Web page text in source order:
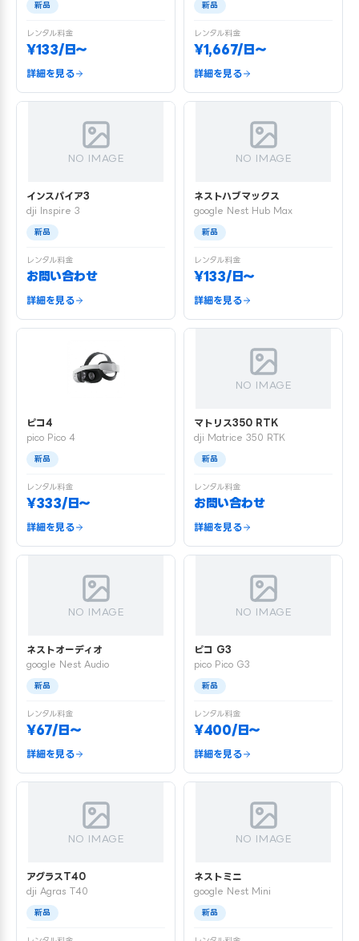
新品
レンタル料金
¥133/日〜
詳細を見る
新品
レンタル料金
¥1,667/日〜
詳細を見る
NO IMAGE
インスパイア3
dji Inspire 3
新品
レンタル料金
お問い合わせ
詳細を見る
NO IMAGE
ネストハブマックス
google Nest Hub Max
新品
レンタル料金
¥133/日〜
詳細を見る
ピコ4
pico Pico 4
新品
レンタル料金
¥333/日〜
詳細を見る
NO IMAGE
マトリス350 RTK
dji Matrice 350 RTK
新品
レンタル料金
お問い合わせ
詳細を見る
NO IMAGE
ネストオーディオ
google Nest Audio
新品
レンタル料金
¥67/日〜
詳細を見る
NO IMAGE
ピコ G3
pico Pico G3
新品
レンタル料金
¥400/日〜
詳細を見る
NO IMAGE
アグラスT40
dji Agras T40
新品
NO IMAGE
ネストミニ
google Nest Mini
新品